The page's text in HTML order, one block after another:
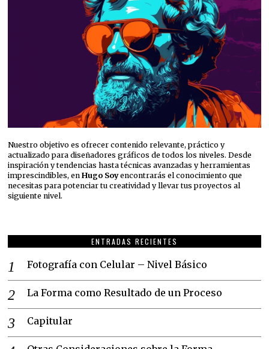
Nuestro objetivo es ofrecer contenido relevante, práctico y
actualizado para diseñadores gráficos de todos los niveles. Desde
inspiración y tendencias hasta técnicas avanzadas y herramientas
imprescindibles, enHugo Soyencontrarás el conocimiento que
necesitas para potenciar tu creatividad y llevar tus proyectos al
siguiente nivel.
ENTRADAS RECIENTES
Fotografía con Celular – Nivel Básico
La Forma como Resultado de un Proceso
Capitular